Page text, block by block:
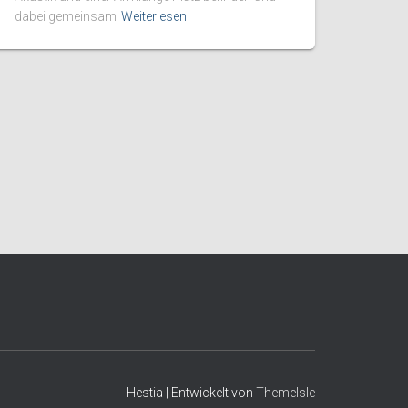
dabei gemeinsam Weiterlesen
Hestia | Entwickelt von ThemeIsle